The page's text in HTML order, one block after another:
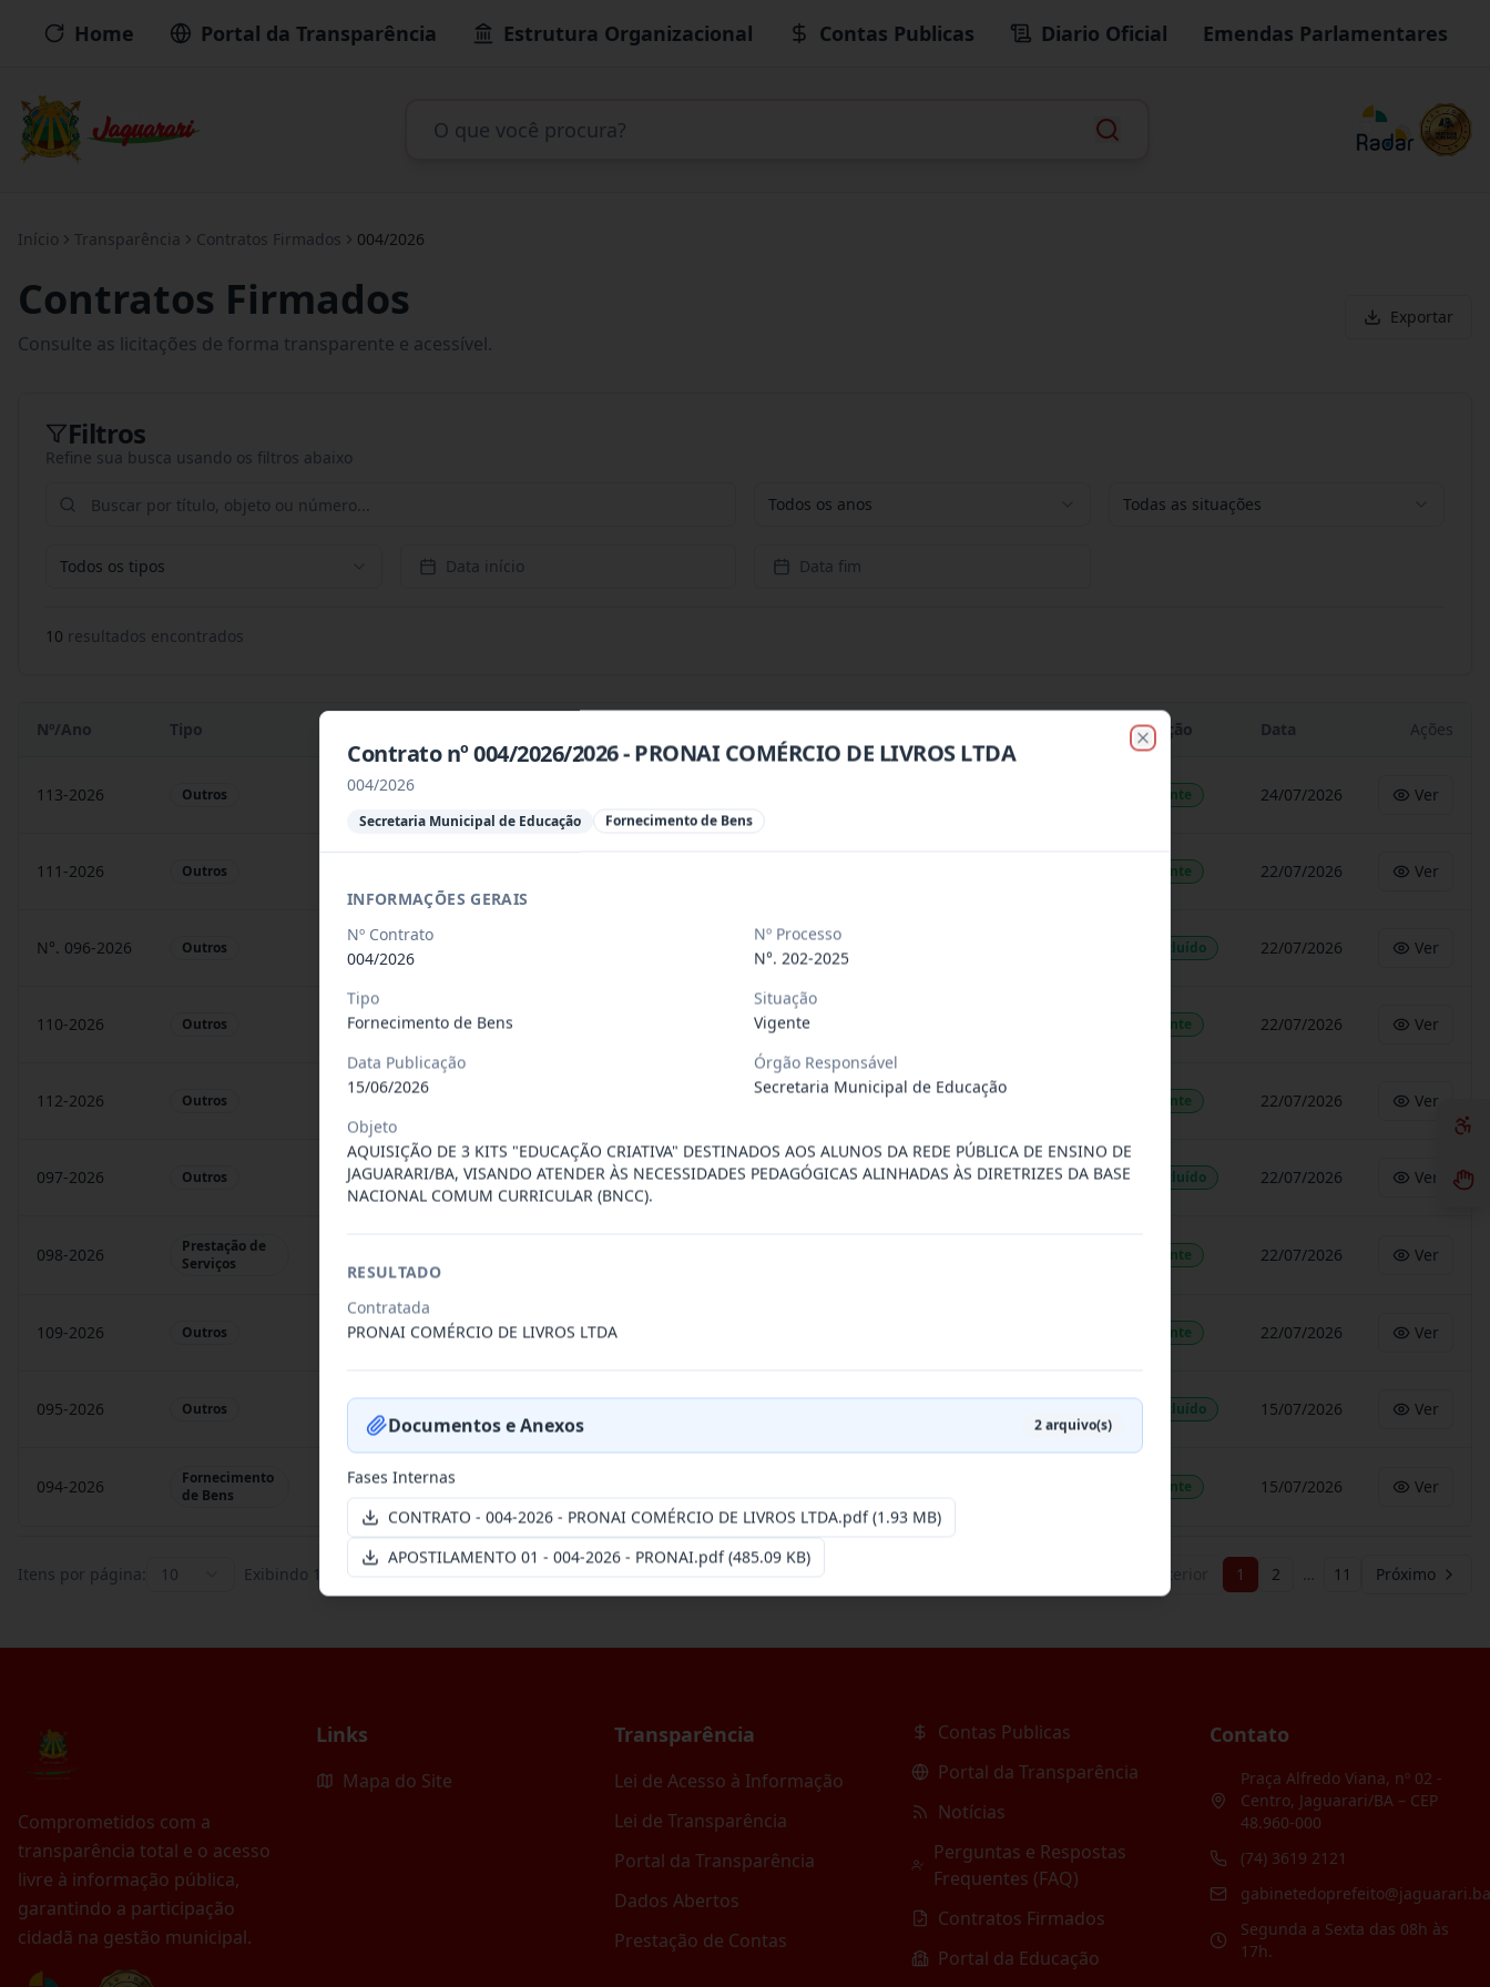
Home Portal da Transparência Estrutura Organizacional Contas Publicas Diario Oficial Emendas Parlamentares
Início Transparência Contratos Firmados 004/2026
Contratos Firmados
Consulte as licitações de forma transparente e acessível.
Exportar
Filtros
Refine sua busca usando os filtros abaixo
Todos os anos Todas as situações
Todos os tipos Data início Data fim
10 resultados encontrados
Nº/Ano Tipo Situação Data Ações
113-2026 Outros Fornecimento, sob demanda, de itens de hortifruti (frutas, l Vigente 24/07/2026 Ver
111-2026 Outros Vigente 22/07/2026 Ver
N°. 096-2026 Outros CONTRATAÇÃO DE PESSOA JURÍDICA ESPECIALIZADA, REPRESENTANTE Concluído 22/07/2026 Ver
110-2026 Outros Fornecimento, sob demanda, de itens de hortifruti (frutas, l... Vigente 22/07/2026 Ver
112-2026 Outros Fornecimento, sob demanda, de itens de hortifruti (frutas, l... Vigente 22/07/2026 Ver
097-2026 Outros CONTRATAÇÃO DE PESSOA JURÍDICA, REPRESENTANTE EXCLUSIVO DA B... Concluído 22/07/2026 Ver
098-2026
Prestação de
Serviços
Vigente 22/07/2026 Ver
109-2026 Outros Fornecimento, sob demanda, de itens de hortifruti (frutas, l Vigente 22/07/2026 Ver
095-2026 Outros CONTRATAÇÃO DE PESSOA JURÍDICA ESPECIALIZADA, REPRESENTANTE Concluído 15/07/2026 Ver
094-2026
Fornecimento
de Bens
Aquisição de veículo novo tipo hatch motorização 1.0 zero qu Vigente 15/07/2026 Ver
Itens por página: 10 Exibindo 1 de 1 2 … 11 Próximo
Comprometidos com a
transparência total e o acesso
livre à informação pública,
garantindo a participação
cidadã na gestão municipal.
Links
Mapa do Site
Transparência
Lei de Acesso à Informação
Lei de Transparência
Portal da Transparência
Dados Abertos
Prestação de Contas
Contas Publicas
Portal da Transparência
Notícias
Perguntas e Respostas
Frequentes (FAQ)
Contratos Firmados
Portal da Educação
Contato
Praça Alfredo Viana, nº 02 -
Centro, Jaguarari/BA – CEP
48.960-000
(74) 3619 2121
Segunda a Sexta das 08h às
17h.
Contrato nº 004/2026/2026 - PRONAI COMÉRCIO DE LIVROS LTDA
004/2026
Secretaria Municipal de Educação Fornecimento de Bens
INFORMAÇÕES GERAIS
Nº Contrato
004/2026
Nº Processo
N°. 202-2025
Tipo
Fornecimento de Bens
Situação
Vigente
Data Publicação
15/06/2026
Órgão Responsável
Secretaria Municipal de Educação
Objeto
AQUISIÇÃO DE 3 KITS "EDUCAÇÃO CRIATIVA" DESTINADOS AOS ALUNOS DA REDE PÚBLICA DE ENSINO DE
JAGUARARI/BA, VISANDO ATENDER ÀS NECESSIDADES PEDAGÓGICAS ALINHADAS ÀS DIRETRIZES DA BASE
NACIONAL COMUM CURRICULAR (BNCC).
RESULTADO
Contratada
PRONAI COMÉRCIO DE LIVROS LTDA
Documentos e Anexos 2arquivo(s)
Fases Internas
CONTRATO - 004-2026 - PRONAI COMÉRCIO DE LIVROS LTDA.pdf(1.93 MB)
APOSTILAMENTO 01 - 004-2026 - PRONAI.pdf(485.09 KB)
Close